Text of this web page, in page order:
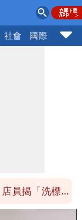
社會 國際 財經
遭士檢聲押禁
員揭「洗標編